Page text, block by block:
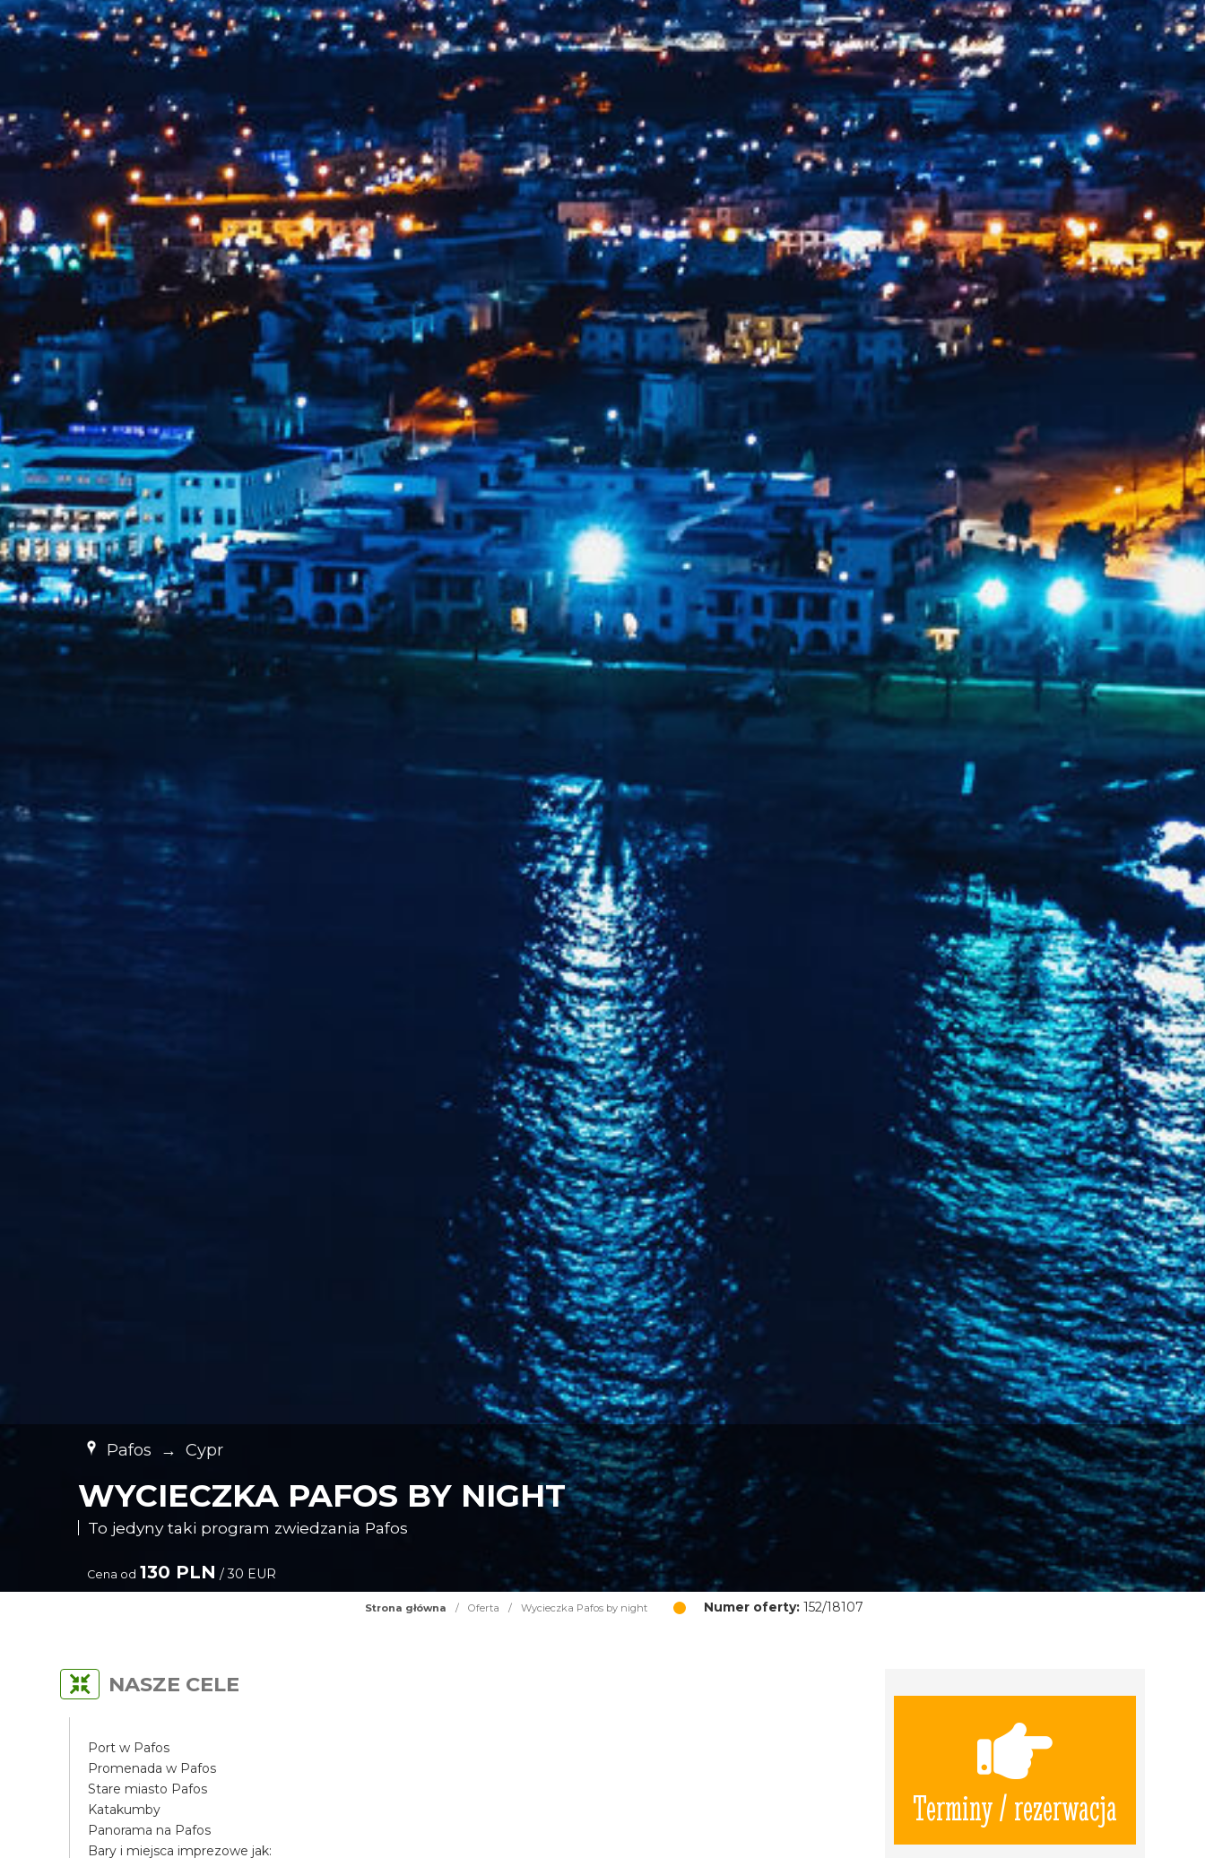
Pafos → Cypr
WYCIECZKA PAFOS BY NIGHT
To jedyny taki program zwiedzania Pafos
Cena od 130 PLN / 30 EUR
Strona główna / Oferta / Wycieczka Pafos by night Numer oferty:152/18107
Terminy / rezerwacja
NASZE CELE
Port w Pafos
Promenada w Pafos
Stare miasto Pafos
Katakumby
Panorama na Pafos
Bary i miejsca imprezowe jak: